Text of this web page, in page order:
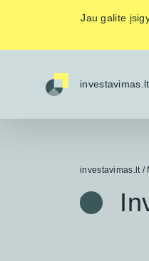
Jau galite
investavimas.lt
investavimas.lt /
<